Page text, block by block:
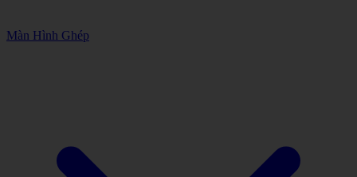
Màn Hình Ghép